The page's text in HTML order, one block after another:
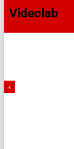
Videolab
‹